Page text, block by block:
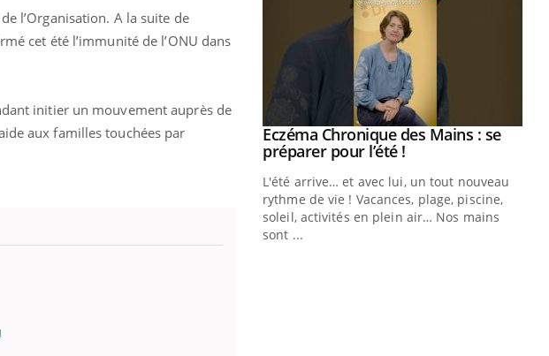
l’Organisation. A la suite de
cet été l’immunité de l’ONU dans
initier un mouvement auprès de
aux familles touchées par
& Charge mentale : et si on Youtube
Eczéma Chronique des Mains : se
préparer pour l’été !Youtube
L'été arrive… et avec lui, un tout nouveau
rythme de vie ! Vacances, plage, piscine,
soleil, activités en plein air… Nos mains
sont ...